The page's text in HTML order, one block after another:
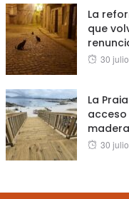
La
que
Posted
30
La
madera
Posted
30